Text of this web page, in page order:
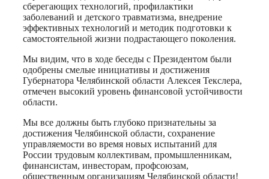
сберегающих технологий, профилактики
заболеваний и детского травматизма, внедрение
эффективных технологий и методик подготовки к
самостоятельной жизни подрастающего поколения.
Мы видим, что в ходе беседы c Президентом были
одобрены смелые инициативы и достижения
Губернатора Челябинской области Алексея Текслера,
отмечен высокий уровень финансовой устойчивости
области.
Мы все должны быть глубоко признательны за
достижения Челябинской области, сохранение
управляемости во время новых испытаний для
России трудовым коллективам, промышленникам,
финансистам, инвесторам, профсоюзам,
общественным организациям Челябинской области!